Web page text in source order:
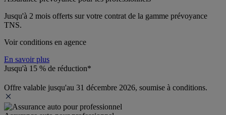
Jusqu'à 2 mois offerts sur votre contrat de la gamme prévoyance
TNS.
Voir conditions en agence
En savoir plus
Jusqu'à 15 % de réduction*
Offre valable jusqu'au 31 décembre 2026, soumise à conditions.